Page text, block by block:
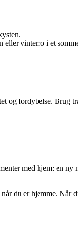
eller vinterro i et
og fordybelse. Brug
med hjem: en
du er hjemme. Når